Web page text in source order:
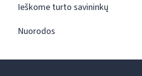
Ieškome turto savininkų
Nuorodos